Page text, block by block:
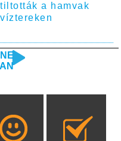
a hamvak